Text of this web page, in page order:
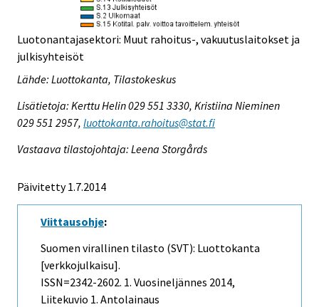
Luotonantajasektori: Muut rahoitus-, vakuutuslaitokset ja
julkisyhteisöt
Lähde: Luottokanta, Tilastokeskus
Lisätietoja: Kerttu Helin 029 551 3330, Kristiina Nieminen
029 551 2957, luottokanta.rahoitus@stat.fi
Vastaava tilastojohtaja: Leena Storgårds
Päivitetty 1.7.2014
Viittausohje:
Suomen virallinen tilasto (SVT): Luottokanta
[verkkojulkaisu].
ISSN=2342-2602. 1. Vuosineljännes 2014,
Liitekuvio 1. Antolainaus